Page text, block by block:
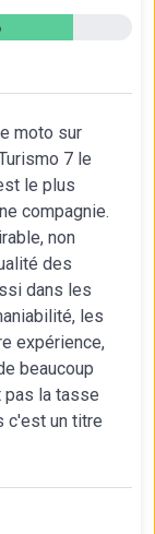
moto sur
7 le
le plus
compagnie.
non
des
dans les
les
expérience,
beaucoup
la tasse
c'est un titre